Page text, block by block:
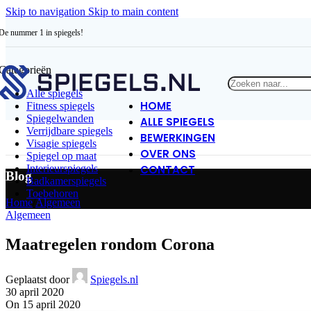
Skip to navigation Skip to main content
nummer 1 in spiegels!
Alle spiegels
Fitness spiegels
Spiegelwanden
Verrijdbare spiegels
Visagie spiegels
Spiegel op maat
Interieurspiegels
Badkamerspiegels
Toebehoren
HOME
ALLE SPIEGELS
BEWERKINGEN
OVER ONS
CONTACT
Blog
Home/Algemeen
Algemeen
Maatregelen rondom Corona
Geplaatst door
Spiegels.nl
30 april 2020
On 15 april 2020